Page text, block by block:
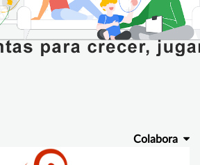
Colabora